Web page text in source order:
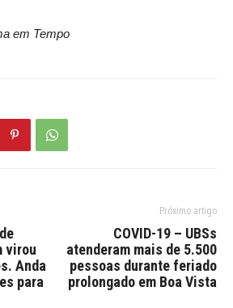
em Tempo
virou
Anda
para
Próximo artigo
COVID-19 – UBSs
atenderam mais de 5.500
pessoas durante feriado
prolongado em Boa Vista